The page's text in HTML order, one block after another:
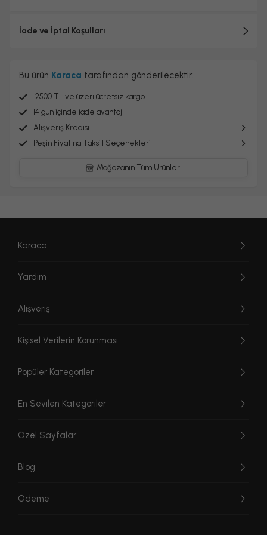
İade ve İptal Koşulları
Bu ürün Karaca tarafından gönderilecektir.
2500 TL ve üzeri ücretsiz kargo
14 gün içinde iade avantajı
Alışveriş Kredisi
Peşin Fiyatına Taksit Seçenekleri
Mağazanın Tüm Ürünleri
Karaca
Yardım
Alışveriş
Kişisel Verilerin Korunması
Popüler Kategoriler
En Sevilen Kategoriler
Özel Sayfalar
Blog
Ödeme